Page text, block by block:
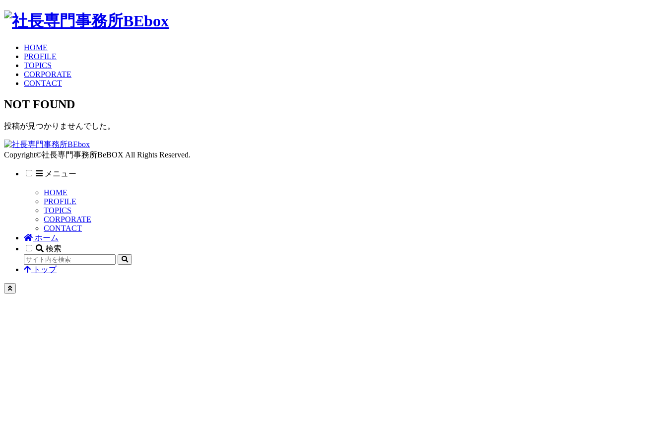
HOME
PROFILE
TOPICS
CORPORATE
CONTACT
NOT FOUND
投稿が見つかりませんでした。
Copyright©社長専門事務所BeBOX All Rights Reserved.
メニュー
HOME
PROFILE
TOPICS
CORPORATE
CONTACT
ホーム
検索
トップ